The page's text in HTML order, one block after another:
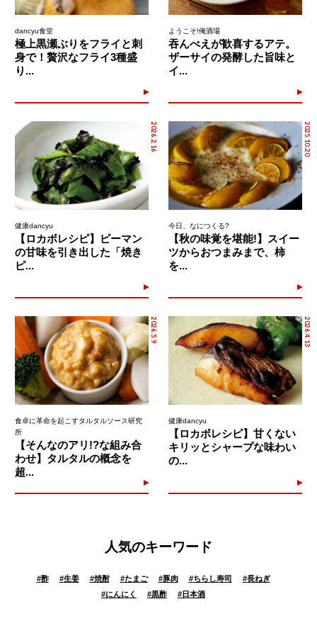
dancyu食堂
極上黒瀬ぶりをフライと刺
身で！贅沢なフライ3種盛
り...
ようこそ!俺酒場
吞んべえが歓喜するアテ。
ザーサイの発酵した旨味と
イ...
2026.2.16
健康dancyu
【ロカボレシピ】ピーマン
の甘味を引き出した「焼き
ピ...
2025.10.20
今日、なにつくる?
【秋の味覚を堪能!】スイー
ツからおつまみまで、柿
を...
2026.5.9
食卓に革命を起こすタルタルソース研究
所
【そんなのアリ!?な組み合
わせ】タルタルの概念を
超...
2026.4.13
健康dancyu
【ロカボレシピ】甘くない
キリッとシャープな味わい
の...
人気のキーワード
#酢 #生姜 #焼酎 #たまご #豚肉 #ちらし寿司 #長ねぎ
#にんにく #黒酢 # 日本酒